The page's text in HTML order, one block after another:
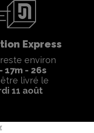
Express
environ
17m - 25s
livré le
11 août